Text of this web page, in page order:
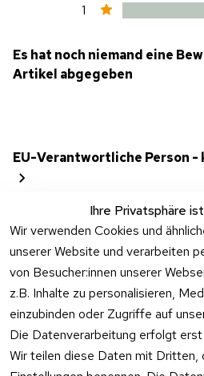
1
Es hat noch niemand eine
Artikel abgegeben
EU-Verantwortliche Person -
Ihre Privatsphäre
Wir verwenden Cookies und
unserer Website und verarbeiten
von Besucher:innen unserer
z.B. Inhalte zu personalisieren,
einzubinden oder Zugriffe auf
Die Datenverarbeitung erfolgt
Wir teilen diese Daten mit Dritten,
RechtlichesKontakt